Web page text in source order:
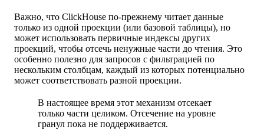
Важно, что ClickHouse по-прежнему читает данные
только из одной проекции (или базовой таблицы), но
может использовать первичные индексы других
проекций, чтобы отсечь ненужные части до чтения. Это
особенно полезно для запросов с фильтрацией по
нескольким столбцам, каждый из которых потенциально
может соответствовать разной проекции.
В настоящее время этот механизм отсекает
только части целиком. Отсечение на уровне
гранул пока не поддерживается.